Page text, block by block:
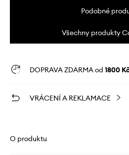
Podobné
Všechny produkty
DOPRAVA ZDARMA od 1800
VRÁCENÍ A REKLAMACE
O produktu